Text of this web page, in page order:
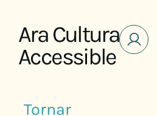
Ara Cultura
Accessible
Tornar